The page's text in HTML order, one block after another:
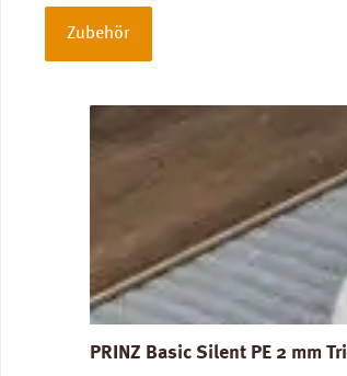
Zubehör
PRINZ Basic Silent PE 2 mm